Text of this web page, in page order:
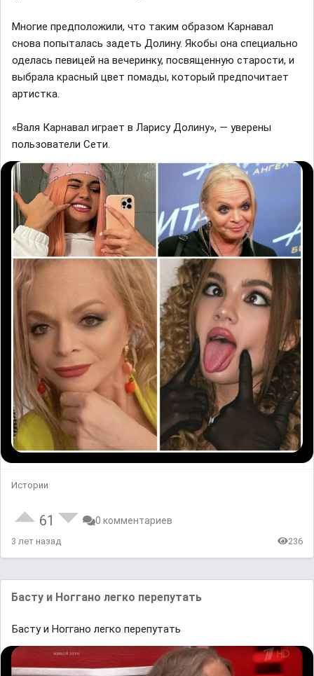
Многие предположили, что таким образом Карнавал
снова попыталась задеть Долину. Якобы она специально
оделась певицей на вечеринку, посвященную старости, и
выбрала красный цвет помады, который предпочитает
артистка.
«Валя Карнавал играет в Ларису Долину», — уверены
пользователи Сети.
Истории
61 0 комментариев
3 лет назад 236
Басту и Ноггано легко перепутать
Басту и Ноггано легко перепутать